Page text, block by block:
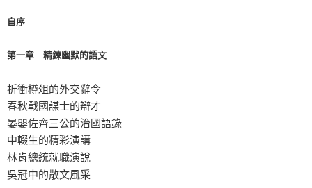
自序
第一章 精鍊幽默的語文
折衝樽俎的外交辭令
春秋戰國謀士的辯才
晏嬰佐齊三公的治國語錄
中輟生的精彩演講
林肯總統就職演說
吳冠中的散文風采